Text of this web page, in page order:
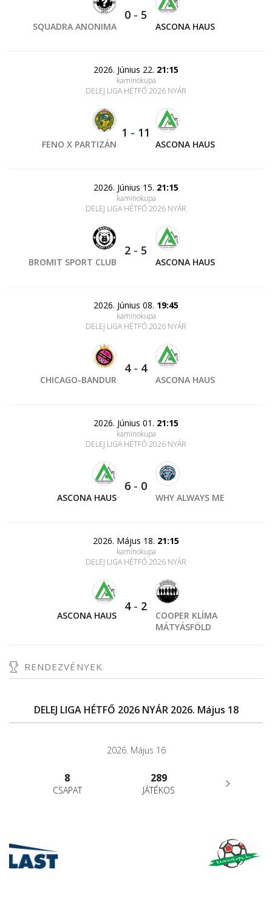
SQUADRA ANONIMA
0 - 5
ASCONA HAUS
2026. Június 22. 21:15
kaminokupa
DELEJ LIGA HÉTFŐ 2026 NYÁR
FENO X PARTIZÁN
1 - 11
ASCONA HAUS
2026. Június 15. 21:15
kaminokupa
DELEJ LIGA HÉTFŐ 2026 NYÁR
BROMIT SPORT CLUB
2 - 5
ASCONA HAUS
2026. Június 08. 19:45
kaminokupa
DELEJ LIGA HÉTFŐ 2026 NYÁR
CHICAGO-BANDUR
4- 4
ASCONA HAUS
2026. Június 01. 21:15
kaminokupa
DELEJ LIGA HÉTFŐ 2026 NYÁR
ASCONA HAUS
6 - 0
WHY ALWAYS ME
2026. Május 18. 21:15
kaminokupa
DELEJ LIGA HÉTFŐ 2026 NYÁR
ASCONA HAUS
4- 2
COOPER KLÍMA
MÁTYÁSFÖLD
RENDEZVÉNYEK
DELEJ LIGA HÉTFŐ 2026 NYÁR 2026. Május 18
2026. Május 16
8
CSAPAT
289
JÁTÉKOS